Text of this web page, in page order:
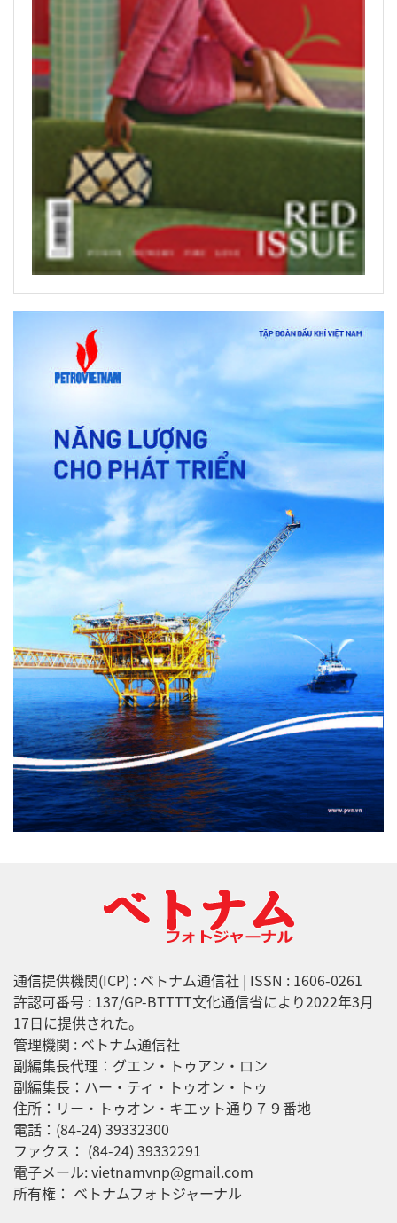
通信提供機関(ICP) : ベトナム通信社 | ISSN : 1606-0261
許認可番号 : 137/GP-BTTTT文化通信省により2022年3月
17日に提供された。
管理機関 : ベトナム通信社
副編集長代理：グエン・トゥアン・ロン
副編集長：ハー・ティ・トゥオン・トゥ
住所：リー・トゥオン・キエット通り７９番地
電話：(84-24) 39332300
ファクス： (84-24) 39332291
電子メール: vietnamvnp@gmail.com
所有権： ベトナムフォトジャーナル